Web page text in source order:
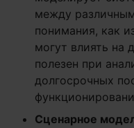
между
понимания, как
могут влиять на
полезен при
долгосрочных
Сценарное